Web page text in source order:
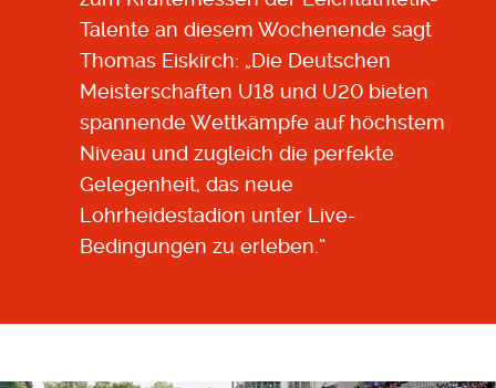
Talente an diesem Wochenende sagt
Thomas Eiskirch: „Die Deutschen
Meisterschaften U18 und U20 bieten
spannende Wettkämpfe auf höchstem
Niveau und zugleich die perfekte
Gelegenheit, das neue
Lohrheidestadion unter Live-
Bedingungen zu erleben.“